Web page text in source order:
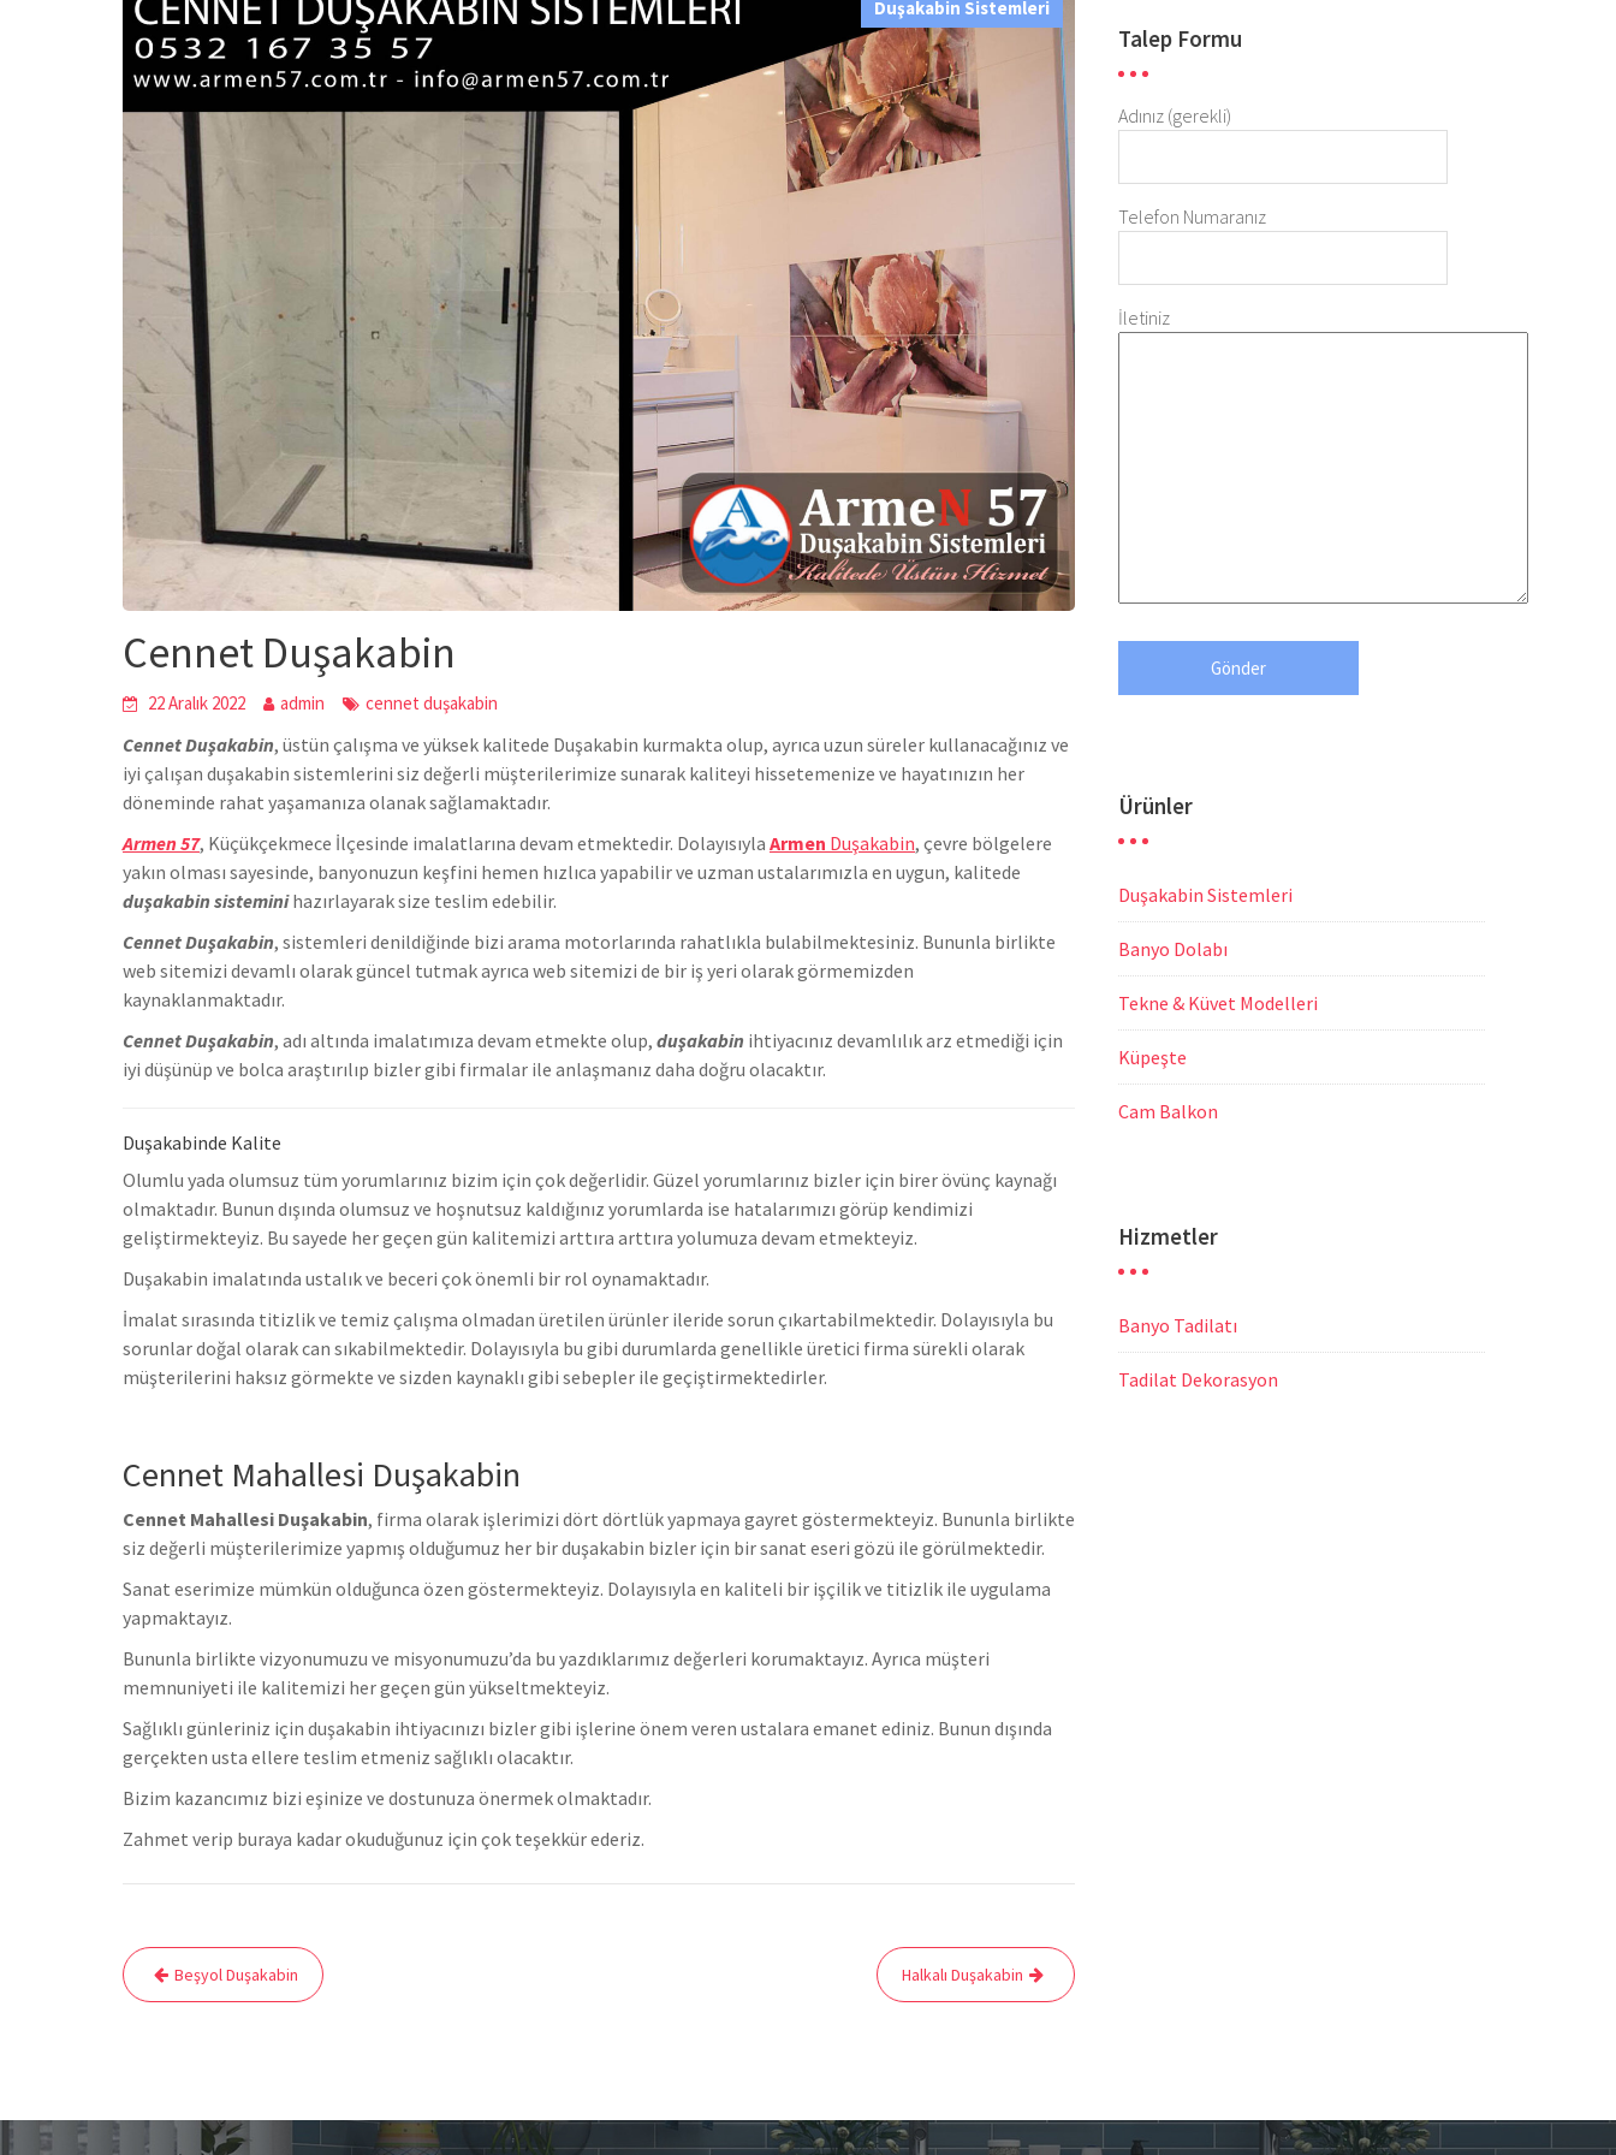
Duşakabin Sistemleri
Cennet Duşakabin
22 Aralık 2022 admin cennet duşakabin
Cennet Duşakabin, üstün çalışma ve yüksek kalitede Duşakabin kurmakta olup, ayrıca uzun süreler kullanacağınız ve
iyi çalışan duşakabin sistemlerini siz değerli müşterilerimize sunarak kaliteyi hissetemenize ve hayatınızın her
döneminde rahat yaşamanıza olanak sağlamaktadır.
Armen 57, Küçükçekmece İlçesinde imalatlarına devam etmektedir. Dolayısıyla Armen Duşakabin, çevre bölgelere
yakın olması sayesinde, banyonuzun keşfini hemen hızlıca yapabilir ve uzman ustalarımızla en uygun, kalitede
duşakabin sisteminihazırlayarak size teslim edebilir.
Cennet Duşakabin, sistemleri denildiğinde bizi arama motorlarında rahatlıkla bulabilmektesiniz. Bununla birlikte
web sitemizi devamlı olarak güncel tutmak ayrıca web sitemizi de bir iş yeri olarak görmemizden
kaynaklanmaktadır.
Cennet Duşakabin, adı altında imalatımıza devam etmekte olup, duşakabin ihtiyacınız devamlılık arz etmediği için
iyi düşünüp ve bolca araştırılıp bizler gibi firmalar ile anlaşmanız daha doğru olacaktır.
Duşakabinde Kalite
Olumlu yada olumsuz tüm yorumlarınız bizim için çok değerlidir. Güzel yorumlarınız bizler için birer övünç kaynağı
olmaktadır. Bunun dışında olumsuz ve hoşnutsuz kaldığınız yorumlarda ise hatalarımızı görüp kendimizi
geliştirmekteyiz. Bu sayede her geçen gün kalitemizi arttıra arttıra yolumuza devam etmekteyiz.
Duşakabin imalatında ustalık ve beceri çok önemli bir rol oynamaktadır.
İmalat sırasında titizlik ve temiz çalışma olmadan üretilen ürünler ileride sorun çıkartabilmektedir. Dolayısıyla bu
sorunlar doğal olarak can sıkabilmektedir. Dolayısıyla bu gibi durumlarda genellikle üretici firma sürekli olarak
müşterilerini haksız görmekte ve sizden kaynaklı gibi sebepler ile geçiştirmektedirler.
Cennet Mahallesi Duşakabin
Cennet Mahallesi Duşakabin, firma olarak işlerimizi dört dörtlük yapmaya gayret göstermekteyiz. Bununla birlikte
siz değerli müşterilerimize yapmış olduğumuz her bir duşakabin bizler için bir sanat eseri gözü ile görülmektedir.
Sanat eserimize mümkün olduğunca özen göstermekteyiz. Dolayısıyla en kaliteli bir işçilik ve titizlik ile uygulama
yapmaktayız.
Bununla birlikte vizyonumuzu ve misyonumuzu’da bu yazdıklarımız değerleri korumaktayız. Ayrıca müşteri
memnuniyeti ile kalitemizi her geçen gün yükseltmekteyiz.
Sağlıklı günleriniz için duşakabin ihtiyacınızı bizler gibi işlerine önem veren ustalara emanet ediniz. Bunun dışında
gerçekten usta ellere teslim etmeniz sağlıklı olacaktır.
Bizim kazancımız bizi eşinize ve dostunuza önermek olmaktadır.
Zahmet verip buraya kadar okuduğunuz için çok teşekkür ederiz.
Yazı
gezinmesi
Beşyol Duşakabin Halkalı Duşakabin
Talep Formu
Adınız (gerekli)
Telefon Numaranız
İletiniz
Ürünler
Duşakabin Sistemleri
Banyo Dolabı
Tekne & Küvet Modelleri
Küpeşte
Cam Balkon
Hizmetler
Banyo Tadilatı
Tadilat Dekorasyon